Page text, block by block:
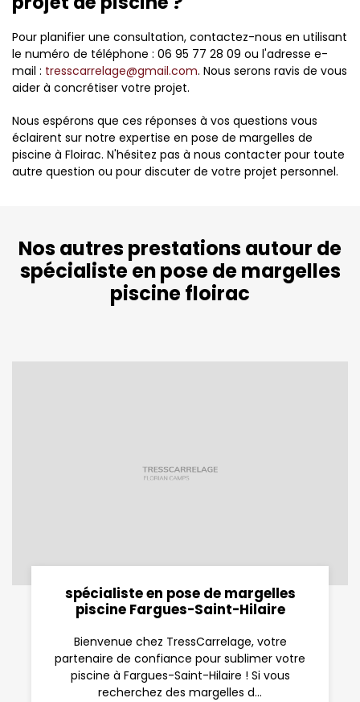
Pour planifier une consultation, contactez-nous en utilisant
le numéro de téléphone : 06 95 77 28 09 ou l'adresse e-
mail : tresscarrelage@gmail.com. Nous serons ravis de vous
aider à concrétiser votre projet.
Nous espérons que ces réponses à vos questions vous
éclairent sur notre expertise en pose de margelles de
piscine à Floirac. N'hésitez pas à nous contacter pour toute
autre question ou pour discuter de votre projet personnel.
Nos autres prestations autour de
spécialiste en pose de margelles
piscine floirac
spécialiste en pose de margelles
piscine Fargues-Saint-Hilaire
Bienvenue chez TressCarrelage, votre
partenaire de confiance pour sublimer votre
piscine à Fargues-Saint-Hilaire ! Si vous
recherchez des margelles d...